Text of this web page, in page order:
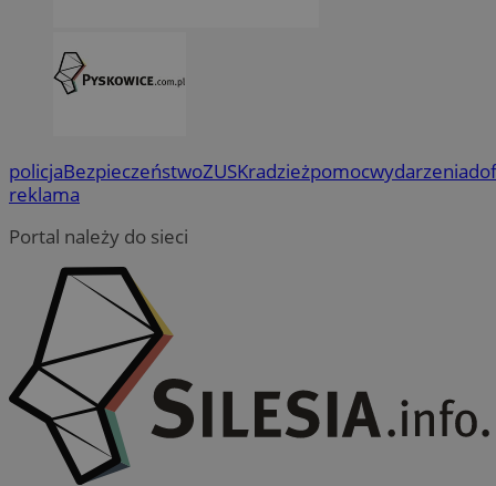
policjaBezpieczeństwoZUSKradzieżpomocwydarzenia
reklama
Portal należy do sieci